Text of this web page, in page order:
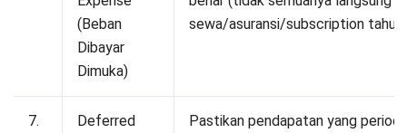
Dewi Sartika
Dewi Sartika merupakan profesional di bidang akuntansi